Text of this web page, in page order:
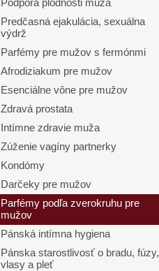
Podpora plodnosti muža
Predčasná ejakulácia, sexuálna
výdrž
Parfémy pre mužov s fermónmi
Afrodiziakum pre mužov
Esenciálne vône pre mužov
Zdravá prostata
Intímne zdravie muža
Zúženie vagíny partnerky
Kondómy
Darčeky pre mužov
Parfémy podľa zverokruhu pre
mužov
Pánská intímna hygiena
Pánska starostlivosť o bradu, fúzy,
vlasy a pleť